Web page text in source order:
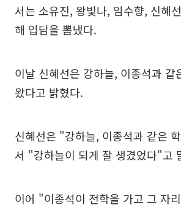
서는 소유진, 왕빛나, 임수향, 신혜
해 입담을 뽐냈다.
이날 신혜선은 강하늘, 이종석과 같
왔다고 밝혔다.
신혜선은 "강하늘, 이종석과 같은
서 "강하늘이 되게 잘 생겼었다"고
이어 "이종석이 전학을 가고 그 자